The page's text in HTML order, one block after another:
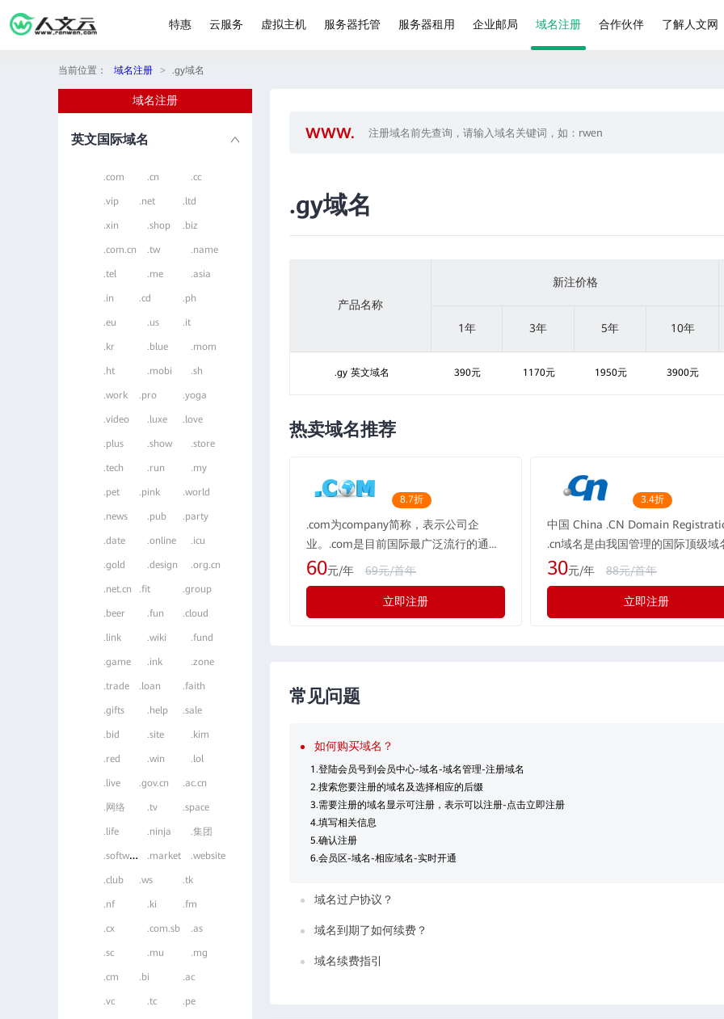
特惠 云服务 虚拟主机 服务器托管 服务器租用 企业邮局 域名注册 合作伙伴 了解人文网
当前位置： 域名注册 > .gy域名
域名注册
英文国际域名
.com .cn .cc
.vip .net .ltd
.xin .shop .biz
.com.cn .tw .name
.tel .me .asia
.in .cd .ph
.eu .us .it
.kr .blue .mom
.ht .mobi .sh
.work .pro .yoga
.video .luxe .love
.plus .show .store
.tech .run .my
.pet .pink .world
.news .pub .party
.date .online .icu
.gold .design .org.cn
.net.cn .fit .group
.beer .fun .cloud
.link .wiki .fund
.game .ink .zone
.trade .loan .faith
.gifts .help .sale
.bid .site .kim
.red .win .lol
.live .gov.cn .ac.cn
.网络 .tv .space
.life .ninja .集团
.
software .market .website
.club .ws .tk
.nf .ki .fm
.cx .com.sb .as
.sc .mu .mg
.cm .bi .ac
.vc .tc .pe
.gy域名
产品名称
新注价格
1年 3年 5年 10年
.gy 英文域名 390元 1170元 1950元 3900元
热卖域名推荐
8.7折
.com为company简称，表示公司企
业。.com是目前国际最广泛流行的通用
域名格式，现全球的用户超过1.1亿个。
际最广泛流行的通用域名，域名含义表
示为“公司”，形如：rwen.com
60元/年 69元/首年
立即注册
3.4折
中国 China .CN Domain
.cn域名是由我国管理的国际顶级域
是中国自己的互联网标识，cn一般
的价值和定位。当前cn域名在全球
最大的市场，适合任何企业、组织
30元/年 88元/首年
立即注册
常见问题
如何购买域名？
1.登陆会员号到会员中心-域名-域名管理-注册域名
2.搜索您要注册的域名及选择相应的后缀
3.需要注册的域名显示可注册，表示可以注册-点击立即注册
4.填写相关信息
5.确认注册
6.会员区-域名-相应域名-实时开通
域名过户协议？
域名到期了如何续费？
域名续费指引